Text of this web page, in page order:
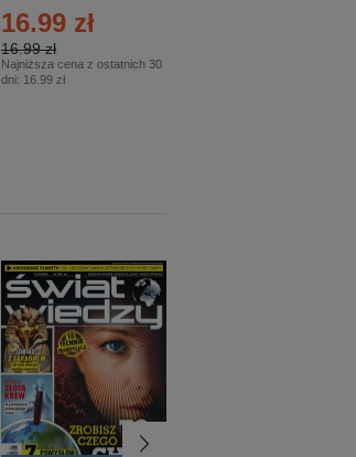
16.99 zł
16.99 zł
Najniższa cena z ostatnich 30
dni: 16.99 zł